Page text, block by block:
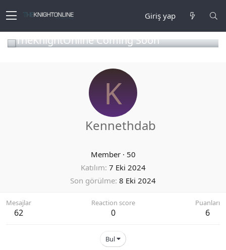
Giriş yap
TheKnightOnline Coming Soon
K
Kennethdab
Member · 50
Katılım 7 Eki 2024
Son görülme 8 Eki 2024
Mesajlar
62
Reaction score
0
Puanları
6
Bul